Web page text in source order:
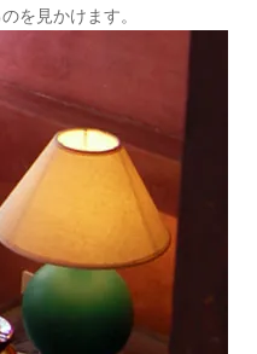
を見かけます。